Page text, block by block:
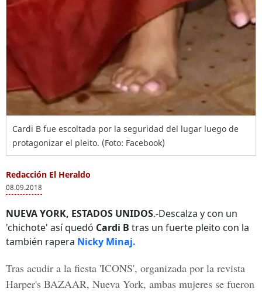
Cardi B fue escoltada por la seguridad del lugar luego de
protagonizar el pleito. (Foto: Facebook)
Redacción El Heraldo
08.09.2018
NUEVA YORK, ESTADOS UNIDOS.-Descalza y con un
'chichote' así quedó Cardi B tras un fuerte pleito con la
también rapera Nicky Minaj.
Tras acudir a la fiesta 'ICONS', organizada por la revista
Harper's BAZAAR, Nueva York, ambas mujeres se fueron